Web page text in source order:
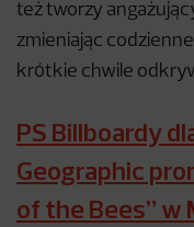
też tworzy
zmieniając
krótkie chwile
PS Billboardy
Geographic
of the Bees” w